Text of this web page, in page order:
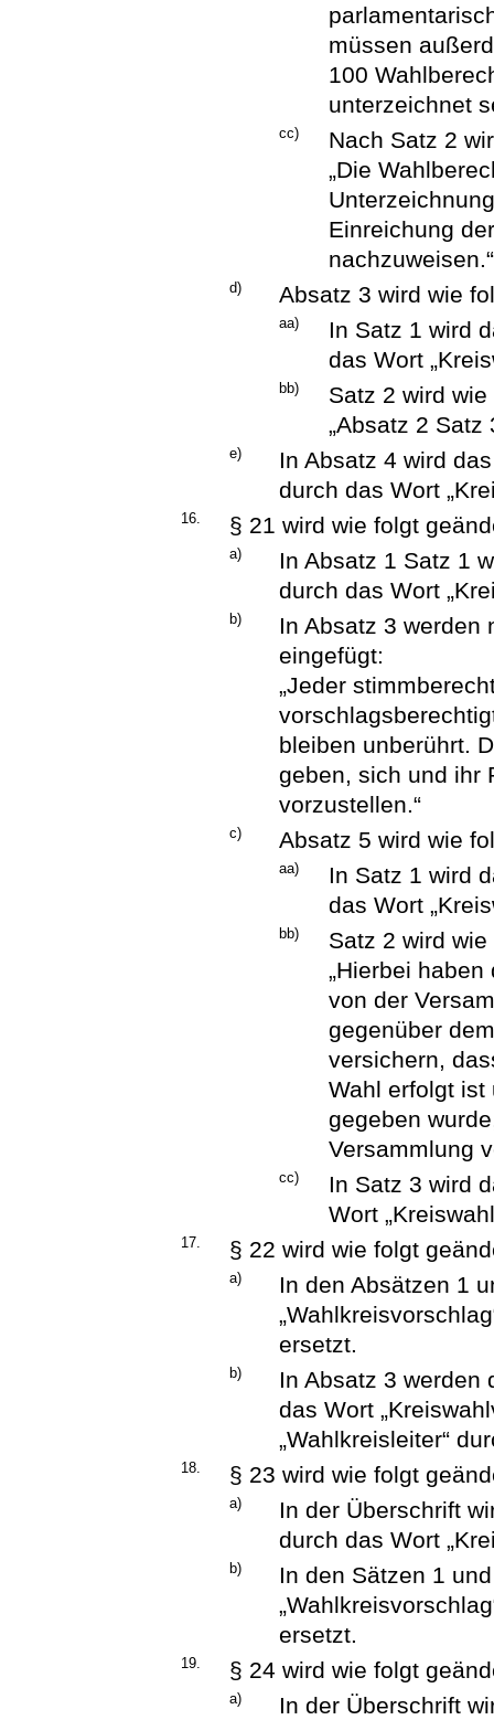
müssen
100
unterzeichnet
cc)
Nach Satz 2
„Die
Einreichung
nachzuweisen.“
d) Absatz 3 wird wie
aa)
In Satz 1 wird
das Wort
bb)
Satz 2 wird
„Absatz 2
e)
In Absatz 4 wird
durch das Wort
16. § 21 wird wie folgt
a)
In Absatz 1 Satz 1
durch das Wort
b)
In Absatz 3 werden
eingefügt:
„Jeder
bleiben unberührt.
geben, sich und ihr
vorzustellen.“
c) Absatz 5 wird wie
aa)
In Satz 1 wird
das Wort
bb)
Satz 2 wird
„Hierbei
von der
gegenüber
versichern,
Wahl erfolgt ist
gegeben
Versammlung
cc)
In Satz 3 wird
Wort
17. § 22 wird wie folgt
a)
In den Absätzen 1
ersetzt.
b)
In Absatz 3 werden
das Wort
„Wahlkreisleiter“
18. § 23 wird wie folgt
a)
In der Überschrift
durch das Wort
b)
In den Sätzen 1
ersetzt.
19. § 24 wird wie folgt
a)
In der Überschrift